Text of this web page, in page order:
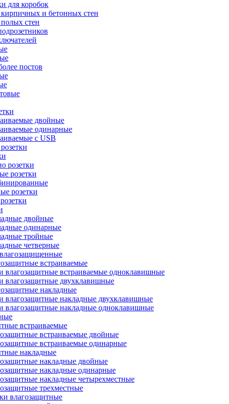
для коробок
и бетонных стен
стен
постов
двойные
одинарные
с USB
розетки
розетки
розетки
двойные
одинарные
тройные
четверные
встраиваемые
влагозащитные встраиваемые одноклавишные
влагозащитные двухклавишные
накладные
влагозащитные накладные двухклавишные
влагозащитные накладные одноклавишные
встраиваемые
встраиваемые двойные
встраиваемые одинарные
накладные
накладные двойные
накладные одинарные
накладные четырехместные
трехместные
влагозащитные